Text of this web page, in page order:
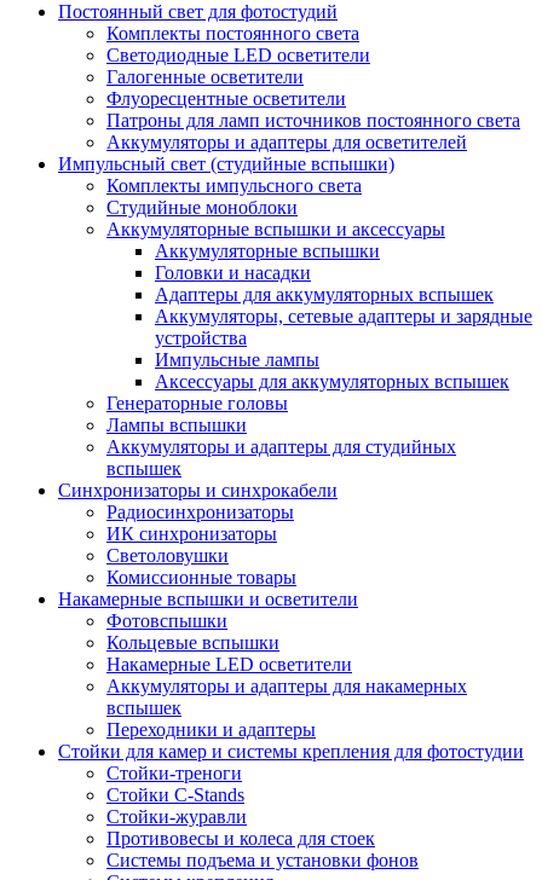
Постоянный свет для фотостудий
Комплекты постоянного света
Светодиодные LED осветители
Галогенные осветители
Флуоресцентные осветители
Патроны для ламп источников постоянного света
Аккумуляторы и адаптеры для осветителей
Импульсный свет (студийные вспышки)
Комплекты импульсного света
Студийные моноблоки
Аккумуляторные вспышки и аксессуары
Аккумуляторные вспышки
Головки и насадки
Адаптеры для аккумуляторных вспышек
Аккумуляторы, сетевые адаптеры и зарядные
устройства
Импульсные лампы
Аксессуары для аккумуляторных вспышек
Генераторные головы
Лампы вспышки
Аккумуляторы и адаптеры для студийных
вспышек
Синхронизаторы и синхрокабели
Радиосинхронизаторы
ИК синхронизаторы
Светоловушки
Комиссионные товары
Накамерные вспышки и осветители
Фотовспышки
Кольцевые вспышки
Накамерные LED осветители
Аккумуляторы и адаптеры для накамерных
вспышек
Переходники и адаптеры
Стойки для камер и системы крепления для фотостудии
Стойки-треноги
Стойки C-Stands
Стойки-журавли
Противовесы и колеса для стоек
Системы подъема и установки фонов